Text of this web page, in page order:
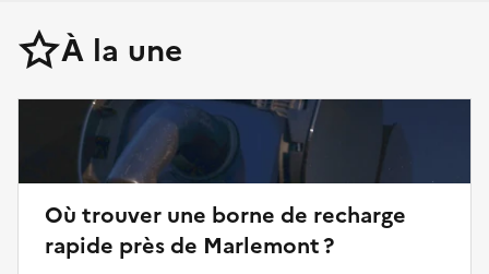
À la une
Où trouver une borne de recharge
rapide près de Marlemont ?